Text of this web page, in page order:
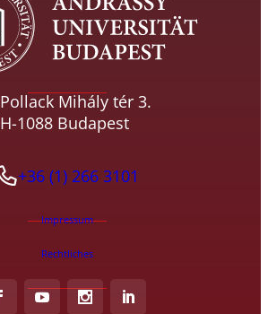
Pollack Mihály tér 3.
H-1088 Budapest
+36 (1) 266 3101
Impressum
Rechtliches